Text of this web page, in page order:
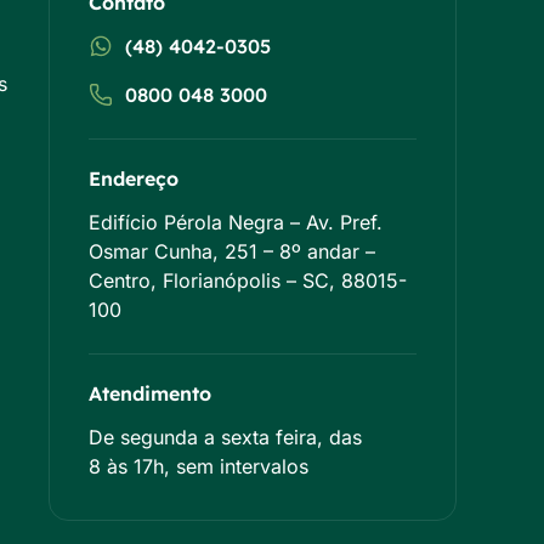
(48) 4042-0305
0800 048 3000
Endereço
Edifício Pérola Negra – Av. Pref.
Osmar Cunha, 251 – 8º andar –
Centro, Florianópolis – SC, 88015-
100
Atendimento
De segunda a sexta feira, das
8 às 17h, sem intervalos